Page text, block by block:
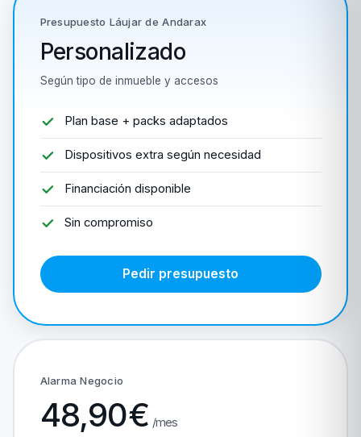
Presupuesto Láujar de Andarax
Personalizado
Según tipo de inmueble y accesos
Plan base + packs adaptados
Dispositivos extra según necesidad
Financiación disponible
Sin compromiso
Pedir presupuesto
Alarma Negocio
48,90€ /mes